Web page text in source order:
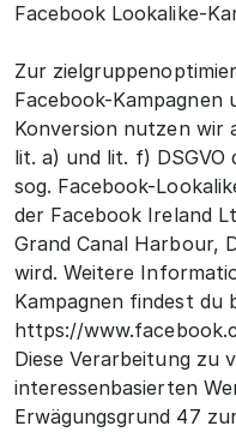
Facebook Lookalike-
Zur
Facebook-Kampagnen
Konversion nutzen wir
lit. a) und lit. f) DSGVO
sog. Facebook-
der Facebook Ireland
Grand Canal Harbour,
wird. Weitere
Kampagnen findest du
https://
Diese Verarbeitung zu
interessenbasierten
Erwägungsgrund 47